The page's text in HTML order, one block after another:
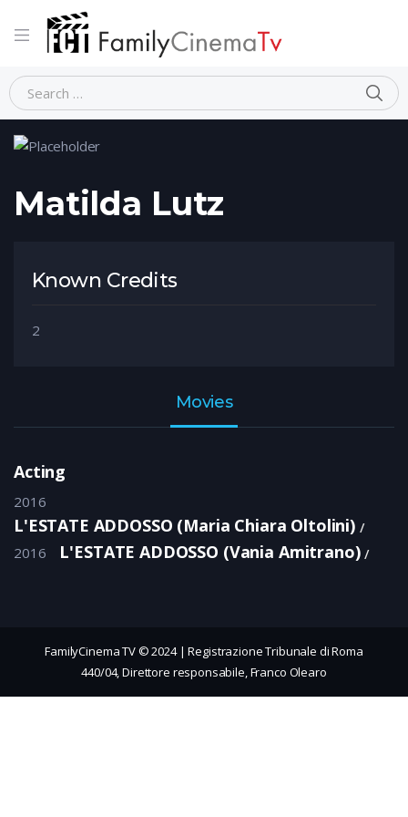
Home Person Matilda Lutz
Matilda Lutz
Known Credits
2
Movies
Acting
2016
L'ESTATE ADDOSSO (Maria Chiara Oltolini)
2016 L'ESTATE ADDOSSO (Vania Amitrano)
FamilyCinema TV © 2024 | Registrazione Tribunale di Roma
440/04, Direttore responsabile, Franco Olearo